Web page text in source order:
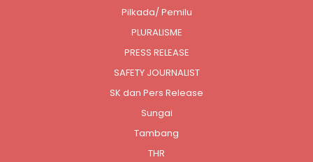
Pilkada/ Pemilu
PLURALISME
PRESS RELEASE
SAFETY JOURNALIST
SK dan Pers Release
Sungai
Tambang
THR